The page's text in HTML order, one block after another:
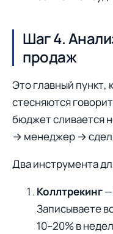
Шаг 4.
продаж
Это главный пункт,
стесняются
бюджет сливается
→ менеджер →
Два инструмента
Коллтрекинг
Записываете
10–20% в